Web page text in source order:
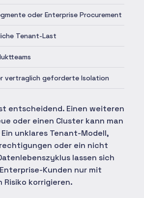
oder Enterprise Procurement
Tenant-Last
vertraglich geforderte Isolation
entscheidend. Einen weiteren
oder einen Cluster kann man
unklares Tenant-Modell,
oder ein nicht
lassen sich
Kunden nur mit
korrigieren.